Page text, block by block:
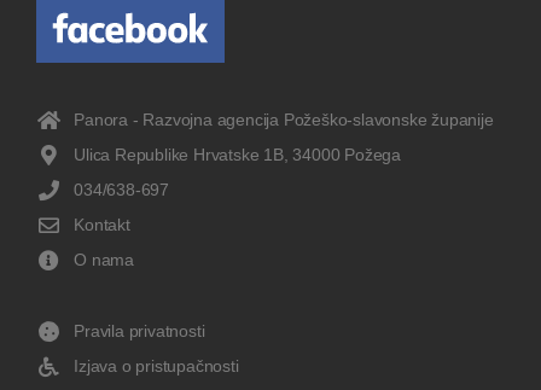
Panora - Razvojna agencija Požeško-slavonske županije
Ulica Republike Hrvatske 1B, 34000 Požega
034/638-697
Kontakt
O nama
Pravila privatnosti
Izjava o pristupačnosti